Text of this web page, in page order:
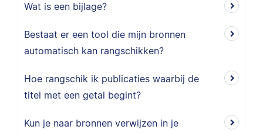
Wat is een bijlage?
Bestaat er een tool die mijn bronnen
automatisch kan rangschikken?
Hoe rangschik ik publicaties waarbij de
titel met een getal begint?
Kun je naar bronnen verwijzen in je